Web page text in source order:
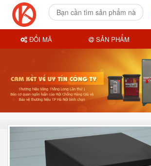
ĐỔI MÃ SẢN PHẨM